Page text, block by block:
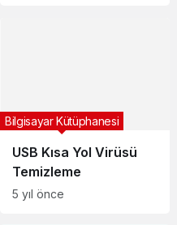
USB Kısa Yol Virüsü
Temizleme
Bilgisayar Kütüphanesi
5 yıl önce